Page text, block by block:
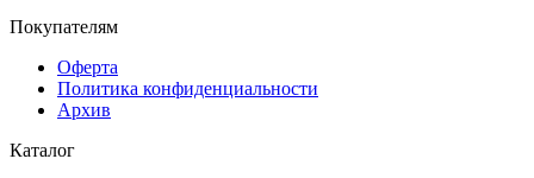
Покупателям
Оферта
Политика конфиденциальности
Архив
Каталог